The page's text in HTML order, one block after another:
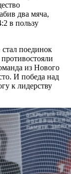
два мяча,
в пользу
поединок
из Нового
И победа над
к лидерству